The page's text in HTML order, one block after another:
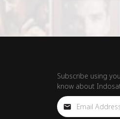
Subscribe using
know about